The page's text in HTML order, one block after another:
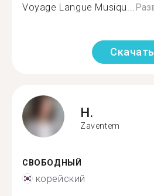
Voyage Langue Musiqu...
H.
Zaventem
СВОБОДНЫЙ
корейский